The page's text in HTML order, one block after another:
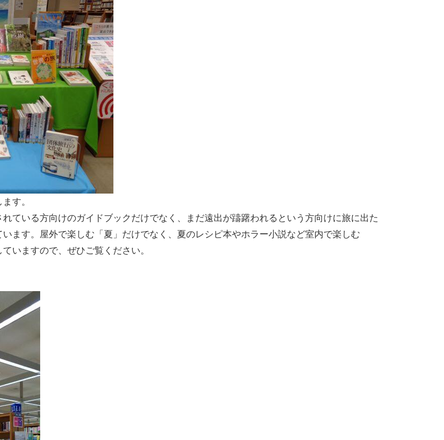
す。
ている方向けのガイドブックだけでなく、まだ遠出が躊躇われるという方向けに旅に出た
ます。屋外で楽しむ「夏」だけでなく、夏のレシピ本やホラー小説など室内で楽しむ
いますので、ぜひご覧ください。